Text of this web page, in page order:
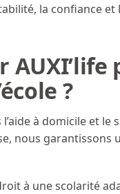
la confiance
?
à domicile et
nous garantissons
à une scolarité